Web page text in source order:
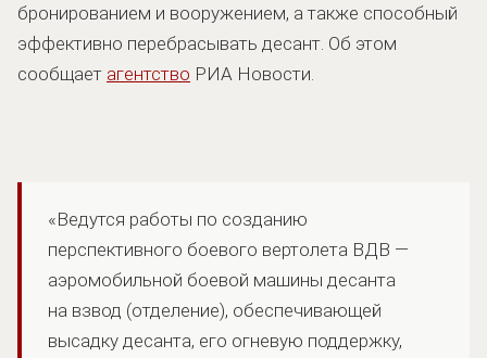
бронированием и вооружением, а также способный
эффективно перебрасывать десант. Об этом
сообщает агентство РИА Новости.
«Ведутся работы по созданию
перспективного боевого вертолета ВДВ —
аэромобильной боевой машины десанта
на взвод (отделение), обеспечивающей
высадку десанта, его огневую поддержку,